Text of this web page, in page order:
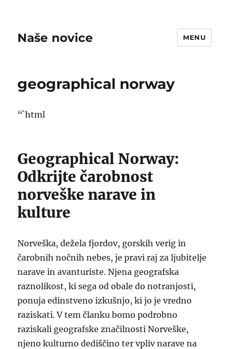
Naše novice MENU
geographical norway
“`html
Geographical Norway:
Odkrijte čarobnost
norveške narave in
kulture
Norveška, dežela fjordov, gorskih verig in
čarobnih nočnih nebes, je pravi raj za ljubitelje
narave in avanturiste. Njena geografska
raznolikost, ki sega od obale do notranjosti,
ponuja edinstveno izkušnjo, ki jo je vredno
raziskati. V tem članku bomo podrobno
raziskali geografske značilnosti Norveške,
njeno kulturno dediščino ter vpliv narave na